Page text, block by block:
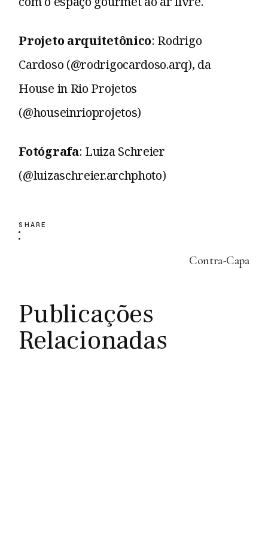
Projeto arquitetônico: Rodrigo
Cardoso (@rodrigocardoso.arq), da
House in Rio Projetos
(@houseinrioprojetos)
Fotógrafa: Luiza Schreier
(@luizaschreier.archphoto)
SHARE
Contra-Capa
Publicações
Relacionadas